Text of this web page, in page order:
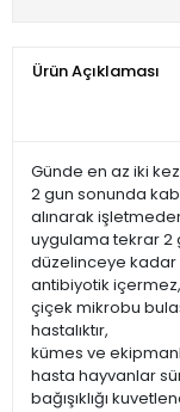
Ürün Açıklaması
Günde en az iki
2 gun sonunda
alınarak
uygulama tekrar 2
düzelinceye kadar
antibiyotik
çiçek mikrobu
hastalıktır,
kümes ve
hasta hayvanlar
bağışıklığı